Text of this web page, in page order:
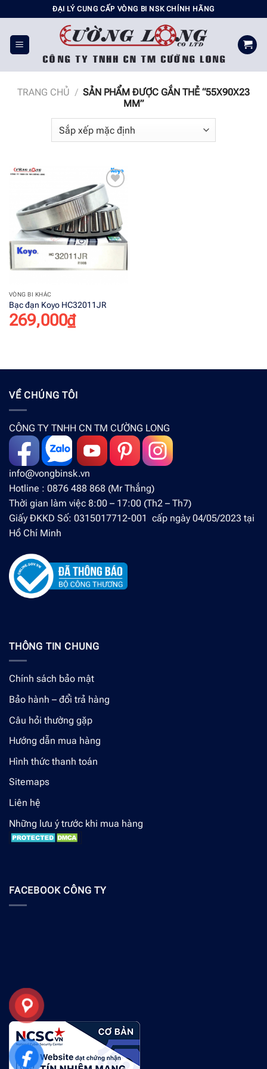
đến
nội
dung
ĐẠI LÝ CUNG CẤP VÒNG BI NSK CHÍNH HÃNG
TRANG CHỦ / SẢN PHẨM ĐƯỢC GẮN THẺ “55X90X23
MM”
Add to
wishlist
VÒNG BI KHÁC
Bạc đạn Koyo HC32011JR
269,000₫
VỀ CHÚNG TÔI
CÔNG TY TNHH CN TM CƯỜNG LONG
info@vongbinsk.vn
Hotline : 0876 488 868 (Mr Thắng)
Thời gian làm việc 8:00 – 17:00 (Th2 – Th7)
Giấy ĐKKD Số: 0315017712-001 cấp ngày 04/05/2023 tại
Hồ Chí Minh
THÔNG TIN CHUNG
Chính sách bảo mật
Bảo hành – đổi trả hàng
Câu hỏi thường gặp
Hướng dẫn mua hàng
Hình thức thanh toán
Sitemaps
Liên hệ
Những lưu ý trước khi mua hàng
FACEBOOK CÔNG TY